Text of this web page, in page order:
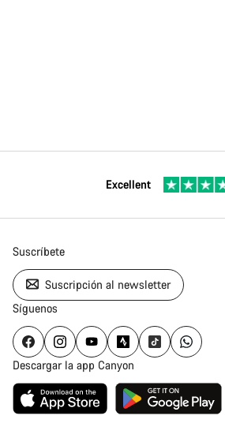
Excellent
Suscríbete
Suscripción al newsletter
Síguenos
Descargar la app Canyon